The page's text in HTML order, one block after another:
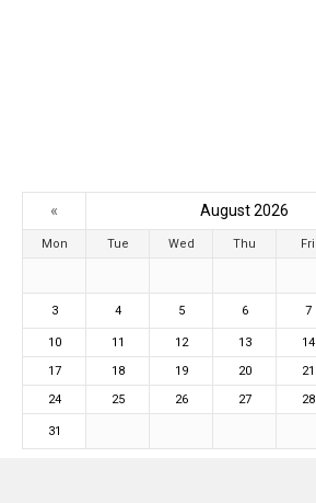
« August 2026
Mon Tue Wed Thu Fri
3 4 5 6 7
10 11 12 13 14
17
18 19 20 21
24
25 26 27 28
31